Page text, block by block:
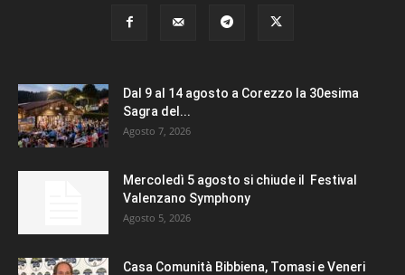
Dal 9 al 14 agosto a Corezzo la 30esima
Sagra del...
Agosto 7, 2026
Mercoledì 5 agosto si chiude il Festival
Valenzano Symphony
Agosto 5, 2026
Casa Comunità Bibbiena, Tomasi e Veneri